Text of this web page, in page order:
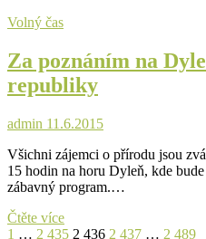
Na
co
si
pozor?
Volný čas
Za poznáním na
republiky
admin 11.6.2015
Všichni zájemci o přírodu jsou
15 hodin na horu Dyleň, kde
zábavný program.…
Čtěte víceZa
poznáním
Previous
Page
1 … Page
2 435 Page
2 436 Page
2 437 … Page
2 489